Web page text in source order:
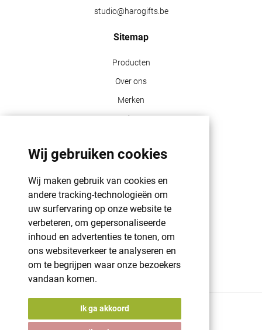
Wij gebruiken cookies
Wij maken gebruik van cookies en
andere tracking-technologieën om
uw surfervaring op onze website te
verbeteren, om gepersonaliseerde
inhoud en advertenties te tonen, om
ons websiteverkeer te analyseren en
om te begrijpen waar onze bezoekers
vandaan komen.
Ik ga akkoord
studio@harogifts.be
Sitemap
Producten
Over ons
Merken
Blog
GDPR | PRIVACY POLICY | HAROGIFTS
PMS kleuren
Cookie beleid
Voorwaarden en bepalingen
Winkelwagen
© 2026 Harogifts
BE98765445